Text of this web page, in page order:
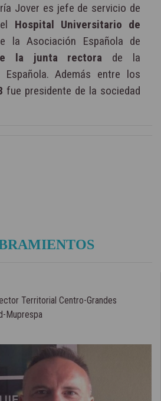
Jover es jefe de servicio de
Hospital Universitario de
la Asociación Española de
la junta rectora de la
Española. Además entre los
fue presidente de la sociedad
Territorial Centro-Grandes
Muprespa